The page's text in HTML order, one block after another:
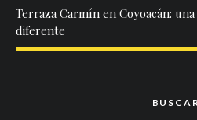
Terraza Carmín en Coyoacán:
diferente